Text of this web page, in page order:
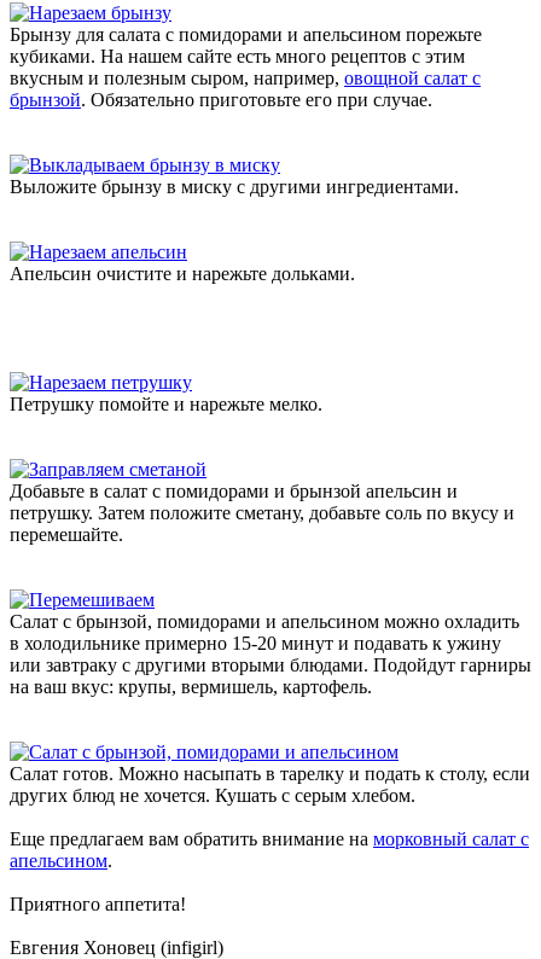
Брынзу для салата с помидорами и апельсином порежьте
кубиками. На нашем сайте есть много рецептов с этим
вкусным и полезным сыром, например, овощной салат с
брынзой. Обязательно приготовьте его при случае.
Выложите брынзу в миску с другими ингредиентами.
Апельсин очистите и нарежьте дольками.
Петрушку помойте и нарежьте мелко.
Добавьте в салат с помидорами и брынзой апельсин и
петрушку. Затем положите сметану, добавьте соль по вкусу и
перемешайте.
Салат с брынзой, помидорами и апельсином можно охладить
в холодильнике примерно 15-20 минут и подавать к ужину
или завтраку с другими вторыми блюдами. Подойдут гарниры
на ваш вкус: крупы, вермишель, картофель.
Салат готов. Можно насыпать в тарелку и подать к столу, если
других блюд не хочется. Кушать с серым хлебом.
Еще предлагаем вам обратить внимание на морковный салат с
апельсином.
Приятного аппетита!
Евгения Хоновец (infigirl)